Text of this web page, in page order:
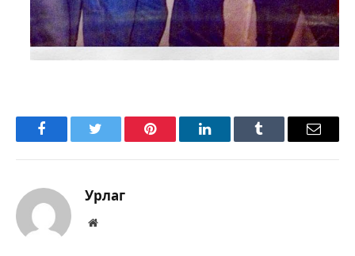
FacebookTwitter Pinterest LinkedInTumblr Имэйл
Урлаг
Вэбсайт